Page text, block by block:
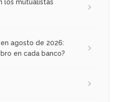
los mutualistas
agosto de 2026:
en cada banco?